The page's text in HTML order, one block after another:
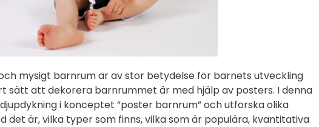
mysigt barnrum är av stor betydelse för barnets utveckling
sätt att dekorera barnrummet är med hjälp av posters. I denna
i konceptet ”poster barnrum” och utforska olika
det är, vilka typer som finns, vilka som är populära, kvantitativa